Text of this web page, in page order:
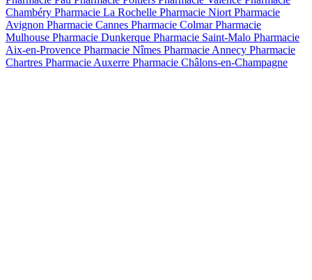
Chambéry Pharmacie La Rochelle Pharmacie Niort Pharmacie
Avignon Pharmacie Cannes Pharmacie ColmarPharmacie
Mulhouse Pharmacie Dunkerque Pharmacie Saint-Malo Pharmacie
Aix-en-Provence Pharmacie Nîmes Pharmacie Annecy Pharmacie
Chartres Pharmacie Auxerre Pharmacie Châlons-en-Champagne